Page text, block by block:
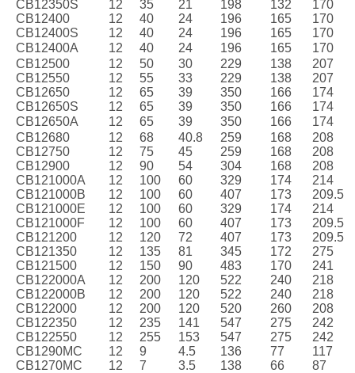
CB12350S 12 35 21 198 132
170
CB12400
12 40 24 196 165
170
CB12400S
12 40 24 196 165
170
CB12400A
12 40 24 196 165
170
CB12500
12 50 30 229 138
207
CB12550
12 55 33 229 138
207
CB12650
12 65 39 350 166
174
CB12650S
12 65 39 350 166
174
CB12650A
12 65 39 350 166
174
CB12680
12 68 40.8 259 168
208
CB12750
12 75 45 259 168
208
CB12900
12 90 54 304 168
208
CB121000A
12 100 60 329 174
214
CB121000B
12 100 60 407 173
209.5
CB121000E
12 100 60 329 174
214
CB121000F
12 100 60 407 173
209.5
CB121200
12 120 72 407 173
209.5
CB121350
12 135 81 345 172
275
CB121500
12 150 90 483 170
241
CB122000A
12 200 120 522 240
218
CB122000B
12 200 120 522 240
218
CB122000
12 200 120 520 260
208
CB122350
12 235 141 547 275
242
CB122550
12 255 153 547 275
242
CB1290MC
12 9 4.5 136 77
117
CB1270MC
12 7 3.5 138 66 87